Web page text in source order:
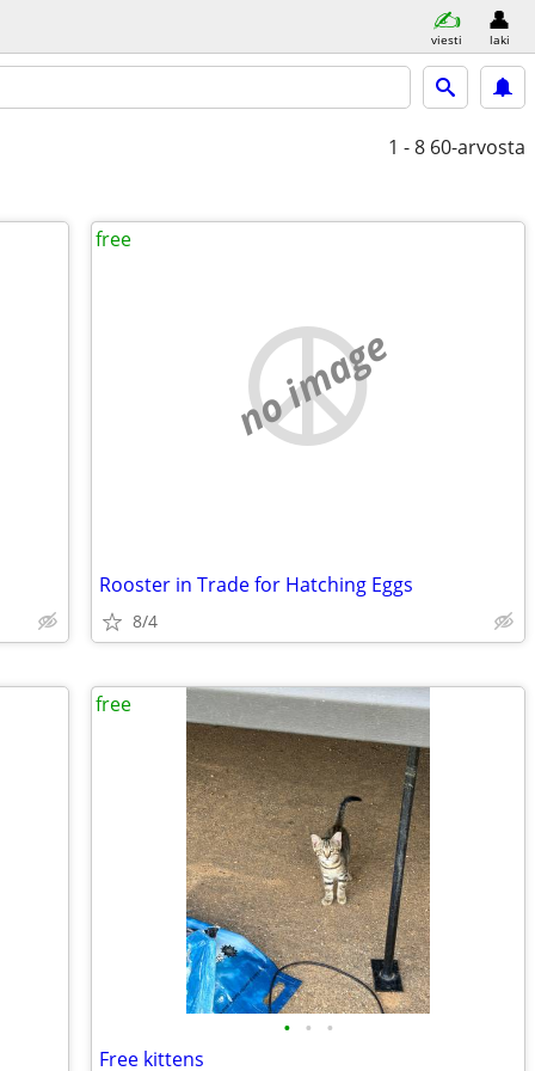
viesti laki
1 - 8 60-arvosta
no image
Rooster in Trade for Hatching Eggs
8/4
free
• • •
Free kittens
free